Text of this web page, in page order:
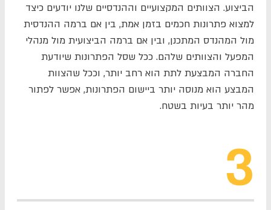
הביצוע. הצוותים המקצועיים וההנדסיים שלנו יודעים כיצד
למצוא פתרונות חכמים בזמן אמת, בין אם ברמה ההנדסית
מול המהנדס המתכנן, ובין אם ברמה הביצועית מול מנהלי
המפעל והצוותים שלהם. ככל שסל הפתרונות שיודעת
החברה המבצעת לתת הוא רחב יותר, וככל שהצוות
המבצע הוא מנוסה יותר ביישום הפתרונות, אפשר לפתור
מהר יותר בעיות בשטח.
3